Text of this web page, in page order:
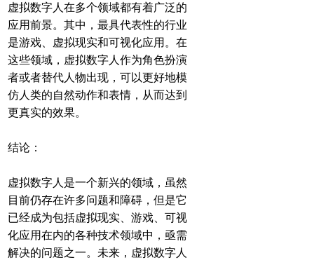
虚拟数字人在多个领域都有着广泛的
应用前景。其中，最具代表性的行业
是游戏、虚拟现实和可视化应用。在
这些领域，虚拟数字人作为角色扮演
者或者替代人物出现，可以更好地模
仿人类的自然动作和表情，从而达到
更真实的效果。
结论：
虚拟数字人是一个新兴的领域，虽然
目前仍存在许多问题和障碍，但是它
已经成为包括虚拟现实、游戏、可视
化应用在内的各种技术领域中，亟需
解决的问题之一。未来，虚拟数字人